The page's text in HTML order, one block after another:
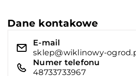
Dane kontakowe
E-mail
sklep@wiklinowy-
Numer telefonu
48733733967